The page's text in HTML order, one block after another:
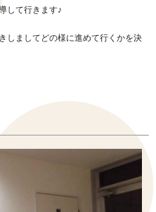
して行きます♪
しましてどの様に進めて行くかを決